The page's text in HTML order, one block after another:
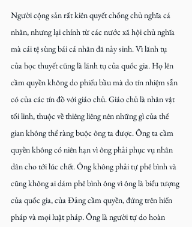
Người cộng sản rất kiên quyết chống chủ nghĩa cá
nhân, nhưng lại chính từ các nước xã hội chủ nghĩa
mà cái tệ sùng bái cá nhân đã nảy sinh. Vì lãnh tụ
của học thuyết cũng là lãnh tụ của quốc gia. Họ lên
cầm quyền không do phiếu bầu mà do tín nhiệm sẵn
có của các tín đồ với giáo chủ. Giáo chủ là nhân vật
tối linh, thuộc về thiêng liêng nên những gì của thế
gian không thể ràng buộc ông ta được. Ông ta cầm
quyền không có niên hạn vì ông phải phục vụ nhân
dân cho tới lúc chết. Ông không phải tự phê bình và
cũng không ai dám phê bình ông vì ông là biểu tượng
của quốc gia, của Đảng cầm quyền, đứng trên hiến
pháp và mọi luật pháp. Ông là người tự do hoàn